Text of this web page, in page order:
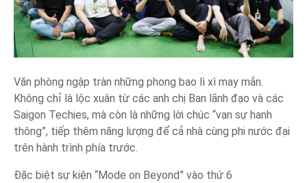
Văn phòng ngập tràn những phong bao lì xì may mắn.
Không chỉ là lộc xuân từ các anh chị Ban lãnh đạo và các
Saigon Techies, mà còn là những lời chúc “vạn sự hanh
thông”, tiếp thêm năng lượng để cả nhà cùng phi nước đại
trên hành trình phía trước.
Đặc biệt sự kiện “Mode on Beyond” vào thứ 6